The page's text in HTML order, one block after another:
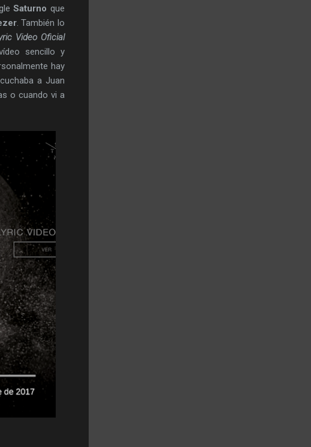
Saturno que
. También lo
Video Oficial
sencillo y
hay
a Juan
o cuando vi a